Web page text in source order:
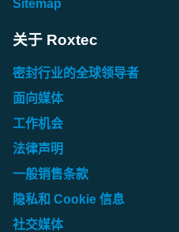
Sitemap
关于 Roxtec
密封行业的全球领导者
面向媒体
工作机会
法律声明
一般销售条款
隐私和 Cookie 信息
社交媒体